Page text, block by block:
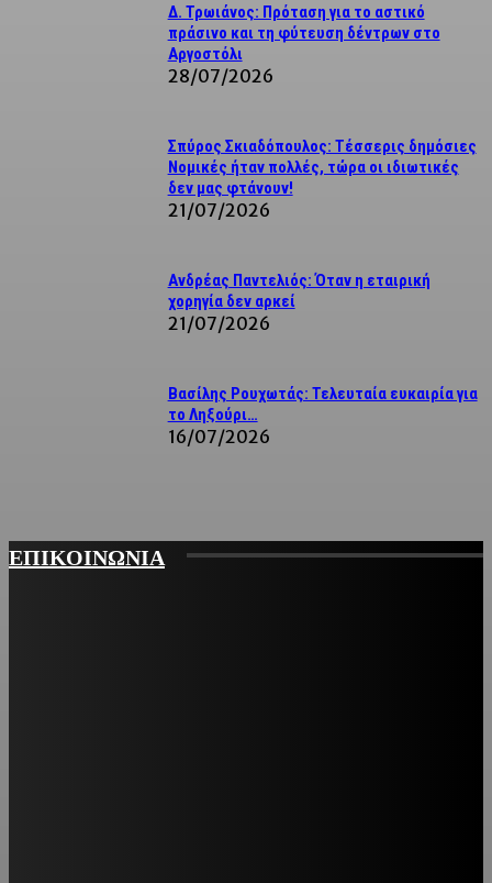
Δ. Τρωιάνος: Πρόταση για το αστικό
πράσινο και τη φύτευση δέντρων στο
Αργοστόλι
28/07/2026
Σπύρος Σκιαδόπουλος: Τέσσερις δημόσιες
Νομικές ήταν πολλές, τώρα οι ιδιωτικές
δεν μας φτάνουν!
21/07/2026
Ανδρέας Παντελιός: Όταν η εταιρική
χορηγία δεν αρκεί
21/07/2026
Βασίλης Ρουχωτάς: Τελευταία ευκαιρία για
το Ληξούρι…
16/07/2026
ΕΠΙΚΟΙΝΩΝΙΑ